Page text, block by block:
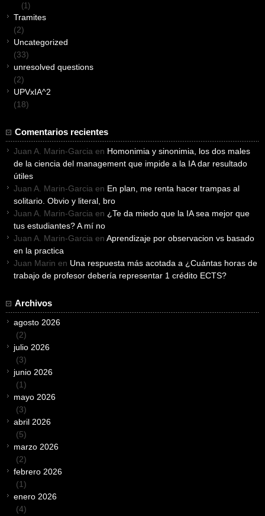
(1)
Tramites
(2)
Uncategorized
(33)
unresolved questions
(2)
UPVxIA^2
(18)
Comentarios recientes
Juan A. Marin-Garcia en Homonimia y sinonimia, los dos males
de la ciencia del management que impide a la IA dar resultado
útiles
Juan A. Marin-Garcia en En plan, me renta hacer trampas al
solitario. Obvio y literal, bro
Juan A. Marin-Garcia en ¿Te da miedo que la IA sea mejor que
tus estudiantes? A mí no
Juan A. Marin-Garcia en Aprendizaje por observacion vs basado
en la practica
Juan Marin en Una respuesta más acotada a ¿Cuántas horas de
trabajo de profesor debería representar 1 crédito ECTS?
Archivos
agosto 2026
(2)
julio 2026
(3)
junio 2026
(1)
mayo 2026
(3)
abril 2026
(5)
marzo 2026
(2)
febrero 2026
(1)
enero 2026
(4)